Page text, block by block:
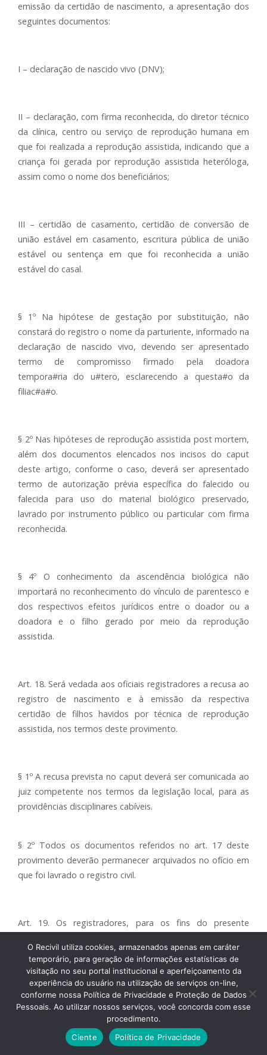
emissão da certidão de nascimento, a apresentação dos
seguintes documentos:
I – declaração de nascido vivo (DNV);
II – declaração, com firma reconhecida, do diretor técnico
da clínica, centro ou serviço de reprodução humana em
que foi realizada a reprodução assistida, indicando que a
criança foi gerada por reprodução assistida heteróloga,
assim como o nome dos beneficiários;
III – certidão de casamento, certidão de conversão de
união estável em casamento, escritura pública de união
estável ou sentença em que foi reconhecida a união
estável do casal.
§ 1º Na hipótese de gestação por substituição, não
constará do registro o nome da parturiente, informado na
declaração de nascido vivo, devendo ser apresentado
termo de compromisso firmado pela doadora
tempora#ria do u#tero, esclarecendo a questa#o da
filiac#a#o.
§ 2º Nas hipóteses de reprodução assistida post mortem,
além dos documentos elencados nos incisos do caput
deste artigo, conforme o caso, deverá ser apresentado
termo de autorização prévia específica do falecido ou
falecida para uso do material biológico preservado,
lavrado por instrumento público ou particular com firma
reconhecida.
§ 4º O conhecimento da ascendência biológica não
importará no reconhecimento do vínculo de parentesco e
dos respectivos efeitos jurídicos entre o doador ou a
doadora e o filho gerado por meio da reprodução
assistida.
Art. 18. Será vedada aos oficiais registradores a recusa ao
registro de nascimento e à emissão da respectiva
certidão de filhos havidos por técnica de reprodução
assistida, nos termos deste provimento.
§ 1º A recusa prevista no caput deverá ser comunicada ao
juiz competente nos termos da legislação local, para as
providências disciplinares cabíveis.
§ 2º Todos os documentos referidos no art. 17 deste
provimento deverão permanecer arquivados no ofício em
que foi lavrado o registro civil.
Art. 19. Os registradores, para os fins do presente
à gratuidade de atos.
Seção IV
Das Disposições Finais
O Recivil utiliza cookies, armazenados apenas em caráter
temporário, para geração de informações estatísticas de
visitação no seu portal institucional e aperfeiçoamento da
experiência do usuário na utilização de serviços on-line,
conforme nossa Política de Privacidade e Proteção de Dados
Pessoais. Ao utilizar nossos serviços, você concorda com esse
procedimento.
Ciente
Política de Privacidade